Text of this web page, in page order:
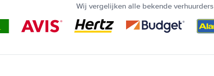
Wij vergelijken alle bekende verhuurders